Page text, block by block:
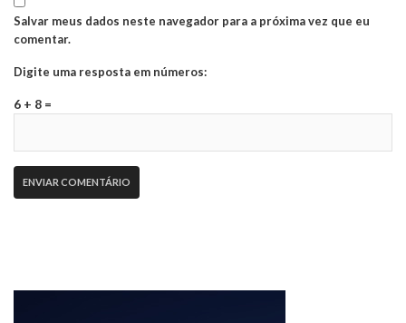
Salvar meus dados neste navegador para a próxima vez que eu
comentar.
Digite uma resposta em números:
6 + 8 =